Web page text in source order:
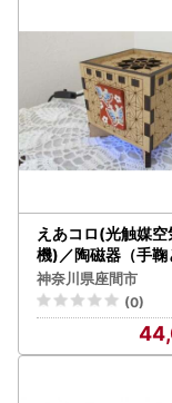
えあコロ(光触媒空
機)／陶磁器（手鞠
神奈川県座間市
(0)